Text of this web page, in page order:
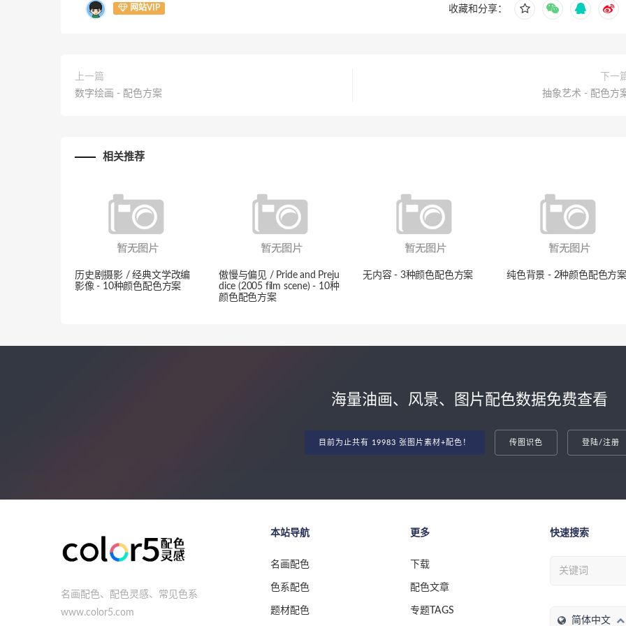
网站VIP 收藏和分享：
上一篇
数字绘画 - 配色方案
下一
抽象艺术 - 配色方
相关推荐
历史剧摄影 / 经典文学改编
影像 - 10种颜色配色方案
傲慢与偏见 / Pride and Preju
dice (2005 film scene) - 10种
颜色配色方案
无内容 - 3种颜色配色方案 纯色背景 - 2种颜色配色方案
海量油画、风景、图片配色数据免费查看
目前为止共有 19983 张图片素材+配色！ 传图识色 登陆/注册
名画配色、配色灵感、常见色系
www.color5.com
本站导航
名画配色
色系配色
题材配色
更多
下载
配色文章
专题TAGS
快速搜索
简体中文